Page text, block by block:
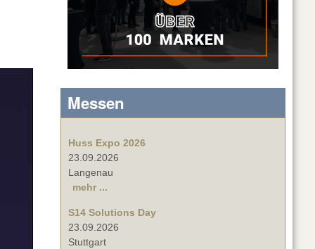
Messen
Huss Expo 2026
23.09.2026
Langenau
mehr ...
S14 Solutions Day
23.09.2026
Stuttgart